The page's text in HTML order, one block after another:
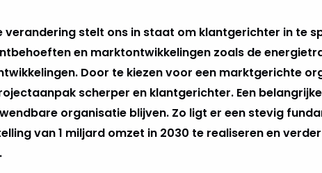
verandering stelt ons in staat om klantgerichter in te
en marktontwikkelingen zoals de
Door te kiezen voor een marktgerichte
scherper en klantgerichter. Een
organisatie blijven. Zo ligt er een stevig
van 1 miljard omzet in 2030 te realiseren en